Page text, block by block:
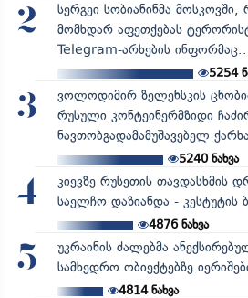
2
სერგეი სობიანინმა მოსკოვში,
მომხდარ აფეთქებას
Telegram-არხების
5254
3
ვოლოდიმირ ზელენსკის
რუსული კონტეინერმზიდი
ნავთობგადამამუშავებელ
5240ნახვა
4
კიევზე რუსეთის თავდასხმის
საელჩო დაზიანდა - კესტუტის
4876ნახვა
5
უკრაინის ძალებმა
სამხედრო ობიექტებზე
4814ნახვა